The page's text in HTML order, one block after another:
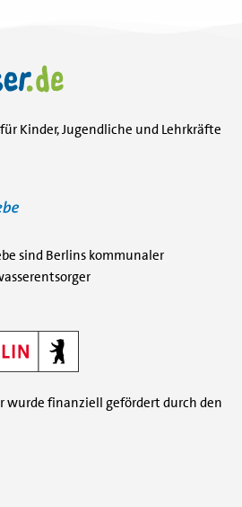
Kinder, Jugendliche und Lehrkräfte
sind Berlins kommunaler
wurde finanziell gefördert durch den